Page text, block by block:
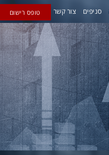
סניפים צור קשר טופס רישום